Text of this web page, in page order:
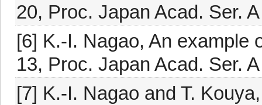
20, Proc. Japan Acad. Ser.
[6] K.-I. Nagao, An
13, Proc. Japan Acad. Ser.
[7] K.-I. Nagao and T.